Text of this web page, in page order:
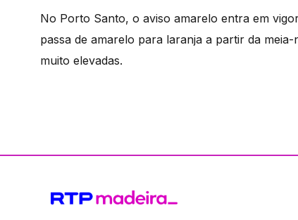
No Porto Santo, o aviso amarelo entra em
passa de amarelo para laranja a partir da
muito elevadas.